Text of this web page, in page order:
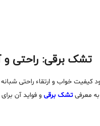
تشک برقی: راحتی
کیفیت خواب و ارتقاء راحتی
به معرفیتشک برقی و فواید آن